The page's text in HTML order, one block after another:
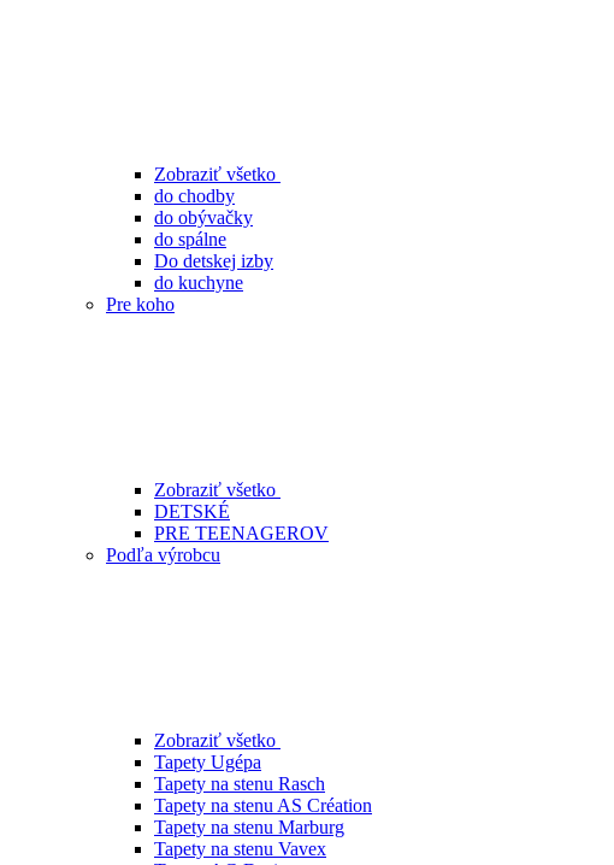
Zobraziť všetko
do chodby
do obývačky
do spálne
Do detskej izby
do kuchyne
Pre koho
Zobraziť všetko
DETSKÉ
PRE TEENAGEROV
Podľa výrobcu
Zobraziť všetko
Tapety Ugépa
Tapety na stenu Rasch
Tapety na stenu AS Création
Tapety na stenu Marburg
Tapety na stenu Vavex